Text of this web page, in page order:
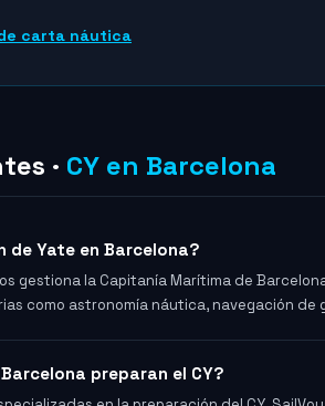
carta náutica
· CY en Barcelona
de Yate en Barcelona?
gestiona la Capitanía Marítima de
como astronomía náutica, navegación
preparan el CY?